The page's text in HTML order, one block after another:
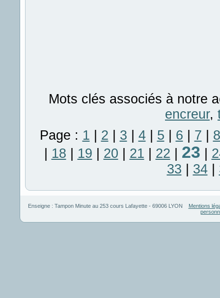
Mots clés associés à notre
encreur,
Page : 1 2 3 4| 5 6 7
8
18 19 20 21 22 23
33
34|
Enseigne : Tampon Minuteau 253 cours Lafayette- 69006 LYON
Mentions